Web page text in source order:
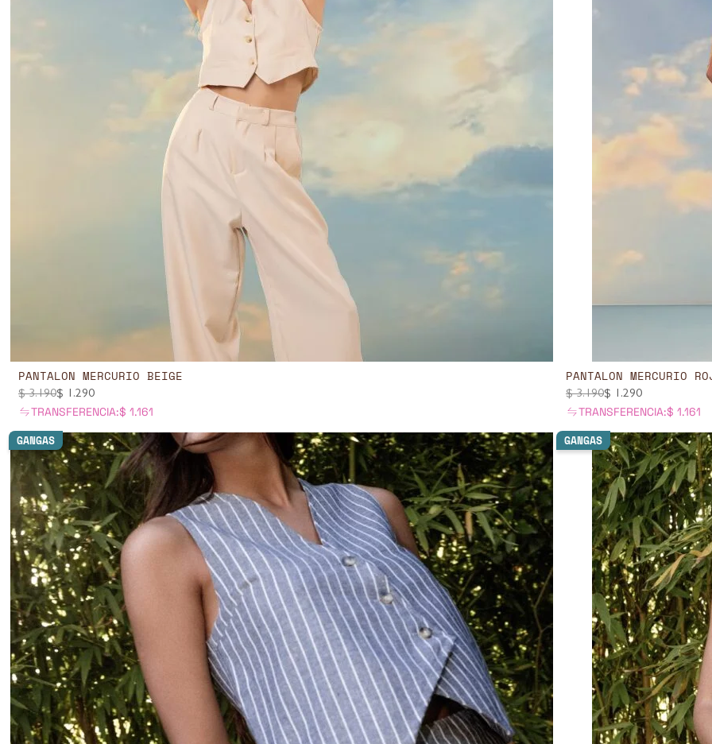
PANTALON MERCURIO BEIGE
$3.190$ 1.290
TRANSFERENCIA:$ 1.161
PANTALON MERCURIO
$3.190$ 1.290
TRANSFERENCIA:$ 1.161
GANGAS GANGAS